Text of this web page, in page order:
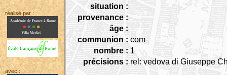
réalisé par :
avec :
situation :
provenance :
âge :
communion : com
nombre : 1
précisions : rel: vedova di Giuseppe